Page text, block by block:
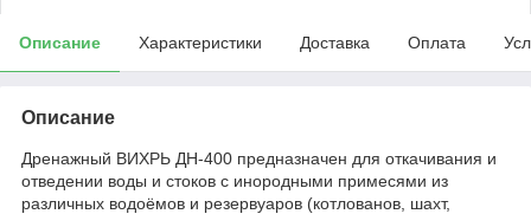
Описание Характеристики Доставка Оплата
Описание
Дренажный ВИХРЬ ДН-400 предназначен для откачивания и
отведении воды и стоков с инородными примесями из
различных водоёмов и резервуаров (котлованов, шахт,